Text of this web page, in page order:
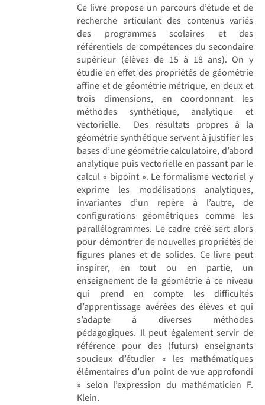
Ce livre propose un parcours d’étude et de
recherche articulant des contenus variés
des programmes scolaires et des
référentiels de compétences du secondaire
supérieur (élèves de 15 à 18 ans). On y
étudie en effet des propriétés de géométrie
affine et de géométrie métrique, en deux et
trois dimensions, en coordonnant les
méthodes synthétique, analytique et
vectorielle. Des résultats propres à la
géométrie synthétique servent à justifier les
bases d’une géométrie calculatoire, d’abord
analytique puis vectorielle en passant par le
calcul « bipoint ». Le formalisme vectoriel y
exprime les modélisations analytiques,
invariantes d’un repère à l’autre, de
configurations géométriques comme les
parallélogrammes. Le cadre créé sert alors
pour démontrer de nouvelles propriétés de
figures planes et de solides. Ce livre peut
inspirer, en tout ou en partie, un
enseignement de la géométrie à ce niveau
qui prend en compte les difficultés
d’apprentissage avérées des élèves et qui
s’adapte à diverses méthodes
pédagogiques. Il peut également servir de
référence pour des (futurs) enseignants
soucieux d’étudier « les mathématiques
élémentaires d’un point de vue approfondi
» selon l’expression du mathématicien F.
Klein.